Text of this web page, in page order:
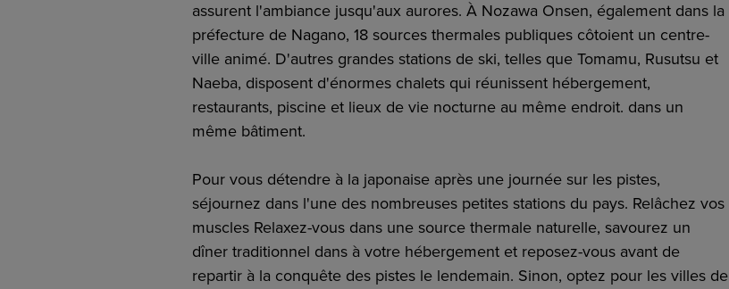
assurent l'ambiance jusqu'aux aurores. À Nozawa Onsen, également dans la
préfecture de Nagano, 18 sources thermales publiques côtoient un centre-
ville animé. D'autres grandes stations de ski, telles que Tomamu, Rusutsu et
Naeba, disposent d'énormes chalets qui réunissent hébergement,
restaurants, piscine et lieux de vie nocturne au même endroit. dans un
même bâtiment.
Pour vous détendre à la japonaise après une journée sur les pistes,
séjournez dans l'une des nombreuses petites stations du pays. Relâchez vos
muscles Relaxez-vous dans une source thermale naturelle, savourez un
dîner traditionnel dans à votre hébergement et reposez-vous avant de
repartir à la conquête des pistes le lendemain. Sinon, optez pour les villes de